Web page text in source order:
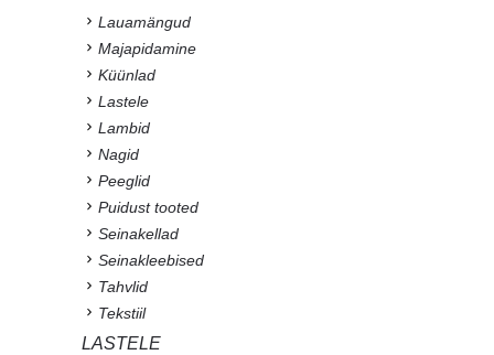
Lauamängud
Majapidamine
Küünlad
Lastele
Lambid
Nagid
Peeglid
Puidust tooted
Seinakellad
Seinakleebised
Tahvlid
Tekstiil
LASTELE